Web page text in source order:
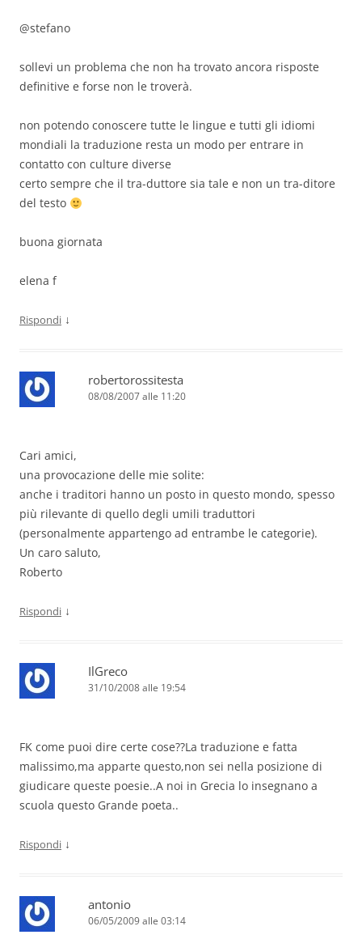
@stefano
sollevi un problema che non ha trovato ancora risposte
definitive e forse non le troverà.
non potendo conoscere tutte le lingue e tutti gli idiomi
mondiali la traduzione resta un modo per entrare in
contatto con culture diverse
certo sempre che il tra-duttore sia tale e non un tra-ditore
del testo
buona giornata
elena f
Rispondi ↓
robertorossitesta
08/08/2007 alle 11:20
Cari amici,
una provocazione delle mie solite:
anche i traditori hanno un posto in questo mondo, spesso
più rilevante di quello degli umili traduttori
(personalmente appartengo ad entrambe le categorie).
Un caro saluto,
Roberto
Rispondi ↓
IlGreco
31/10/2008 alle 19:54
FK come puoi dire certe cose??La traduzione e fatta
malissimo,ma apparte questo,non sei nella posizione di
giudicare queste poesie..A noi in Grecia lo insegnano a
scuola questo Grande poeta..
Rispondi ↓
antonio
06/05/2009 alle 03:14